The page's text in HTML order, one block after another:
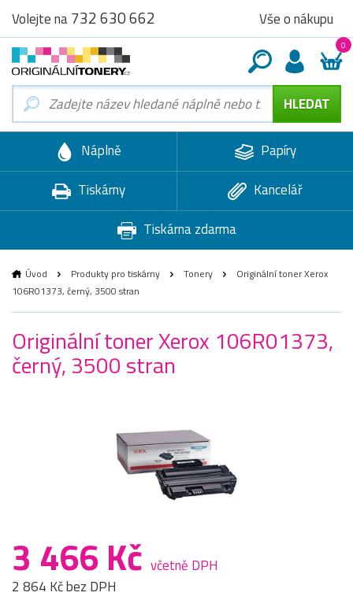
Volejte na732 630 662 Vše o nákupu
0
Náplně
Papíry
Tiskárny
Kancelář
Tiskárna zdarma
Úvod Produkty pro tiskárny Tonery
Originální toner Xerox
106R01373, černý, 3500 stran
Originální toner Xerox 106R01373,
černý, 3500 stran
3 466 Kč včetně DPH
2 864 Kč bez DPH